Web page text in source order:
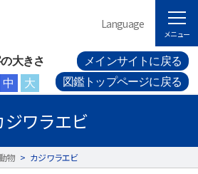
大きさ
中 大
メインサイトに戻る
図鑑トップページに戻る
Language
メニュー
ジワラエビ
物 > カジワラエビ